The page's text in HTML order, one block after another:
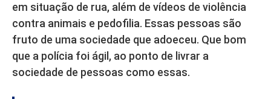
em situação de rua, além de vídeos de violência
contra animais e pedofilia. Essas pessoas são
fruto de uma sociedade que adoeceu. Que bom
que a polícia foi ágil, ao ponto de livrar a
sociedade de pessoas como essas.